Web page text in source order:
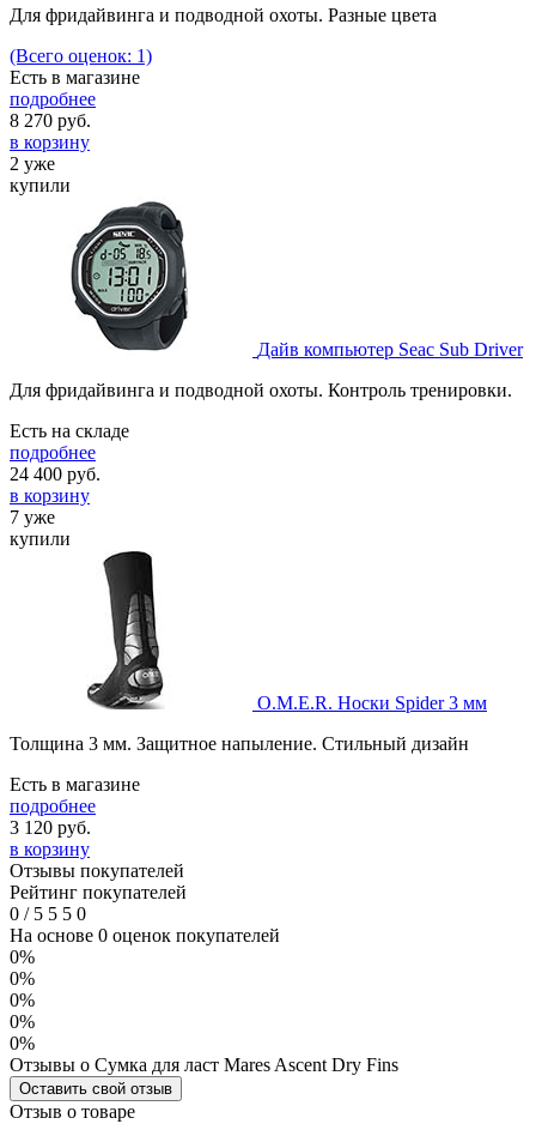
Для фридайвинга и подводной охоты. Разные цвета
(Всего оценок: 1)
Есть в магазине
подробнее
8 270 руб.
в корзину
2 уже
купили
Дайв компьютер Seac Sub Driver
Для фридайвинга и подводной охоты. Контроль тренировки.
Есть на складе
подробнее
24 400 руб.
в корзину
7 уже
купили
O.M.E.R. Носки Spider 3 мм
Толщина 3 мм. Защитное напыление. Стильный дизайн
Есть в магазине
подробнее
3 120 руб.
в корзину
Отзывы покупателей
Рейтинг покупателей
0 /5 5 5 0
На основе 0 оценок покупателей
0%
0%
0%
0%
0%
Отзывы о Сумка для ласт Mares Ascent Dry Fins
Оставить свой отзыв
Отзыв о товаре